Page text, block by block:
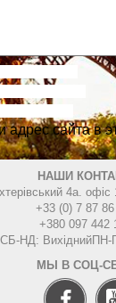
адрес сайта в
НАШИ
4а. офіс
+33 (0) 7 87
+380 097 442
НД: ВихіднийПН-
МЫ В СОЦ-